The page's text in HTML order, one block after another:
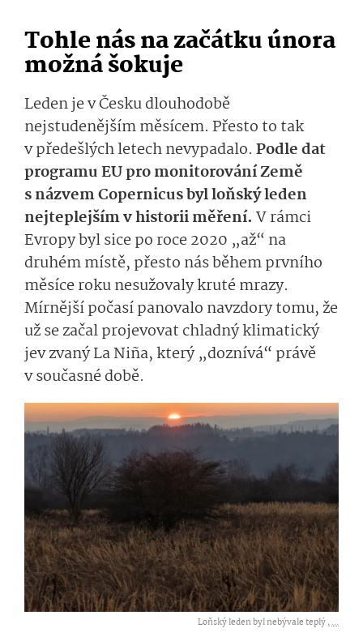
Tohle nás na začátku února
možná šokuje
Leden je v Česku dlouhodobě
nejstudenějším měsícem. Přesto to tak
v předešlých letech nevypadalo. Podle dat
programu EU pro monitorování Země
s názvem Copernicus byl loňský leden
nejteplejším v historii měření. V rámci
Evropy byl sice po roce 2020 „až“ na
druhém místě, přesto nás během prvního
měsíce roku nesužovaly kruté mrazy.
Mírnější počasí panovalo navzdory tomu, že
už se začal projevovat chladný klimatický
jev zvaný La Niña, který „doznívá“ právě
v současné době.
Loňský leden byl nebývale teplý ,...